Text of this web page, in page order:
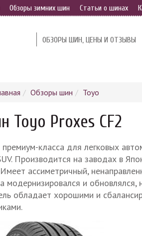
Обзоры зимних шин Статьи о шинах
ОБЗОРЫ ШИН, ЦЕНЫ И ОТЗЫВЫ
Обзоры шин Toyo
Toyo Proxes CF2
класса для легковых
Производится на заводах в
ассиметричный,
модернизировался и обновлялся,
обладает хорошими и